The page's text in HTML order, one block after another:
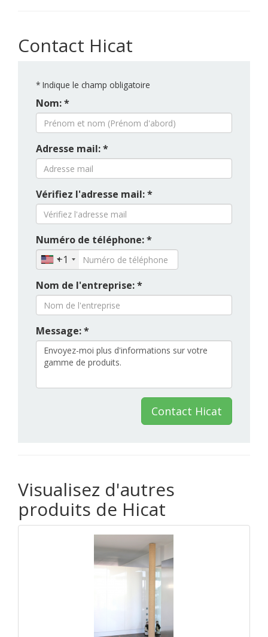
Contact Hicat
* Indique le champ obligatoire
Nom: *
Adresse mail: *
Vérifiez l'adresse mail: *
Numéro de téléphone: *
+1
Nom de l'entreprise: *
Message: *
Contact Hicat
Visualisez d'autres
produits de Hicat